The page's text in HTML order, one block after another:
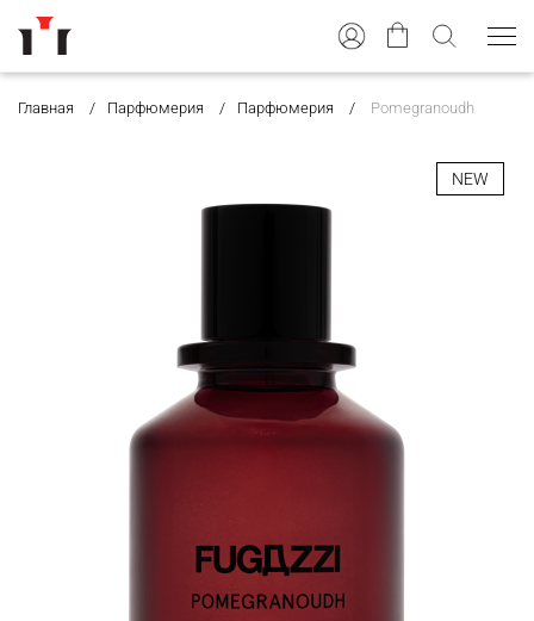
Главная Парфюмерия Парфюмерия Pomegranoudh
NEW